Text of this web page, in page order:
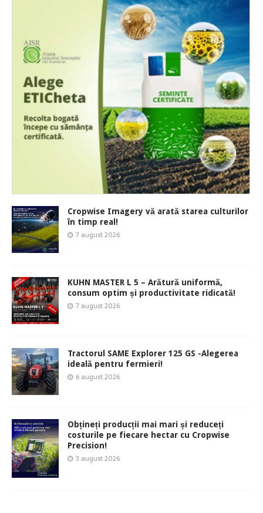
Cropwise Imagery vă arată starea culturilor
în timp real!
7 august 2026
KUHN MASTER L 5 – Arătură uniformă,
consum optim și productivitate ridicată!
7 august 2026
Tractorul SAME Explorer 125 GS -Alegerea
ideală pentru fermieri!
6 august 2026
Obțineți producții mai mari și reduceți
costurile pe fiecare hectar cu Cropwise
Precision!
3 august 2026